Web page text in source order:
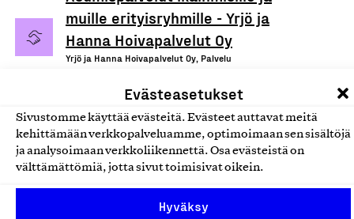
Evästeasetukset
Sivustomme käyttää evästeitä. Evästeet auttavat meitä
kehittämään verkkopalveluamme, optimoimaan sen sisältöjä
ja analysoimaan verkkoliikennettä. Osa evästeistä on
välttämättömiä, jotta sivut toimisivat oikein.
Hyväksy
muille erityisryhmille - Yrjö ja
Hanna Hoivapalvelut Oy
Yrjö ja Hanna Hoivapalvelut Oy, Palvelu
Hoiva-, asumis-, kuntoutus- ja
sosiaalipalvelut
Yrjö ja Hanna Kodit -
Asumispalvelut ikäihmisille ja
muille erityisryhmille
Yrjö ja Hanna -säätiö sr, Palvelu